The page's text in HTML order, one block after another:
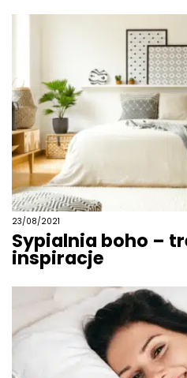
23/08/2021
Sypialnia boho –
inspiracje